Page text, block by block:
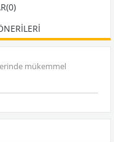
(0)
mükemmel